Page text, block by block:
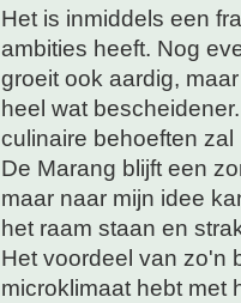
Het is inmiddels een
ambities heeft. Nog
groeit ook aardig,
heel wat
culinaire behoeften zal
De Marang blijft een
maar naar mijn idee
het raam staan en
Het voordeel van zo'n
microklimaat hebt met